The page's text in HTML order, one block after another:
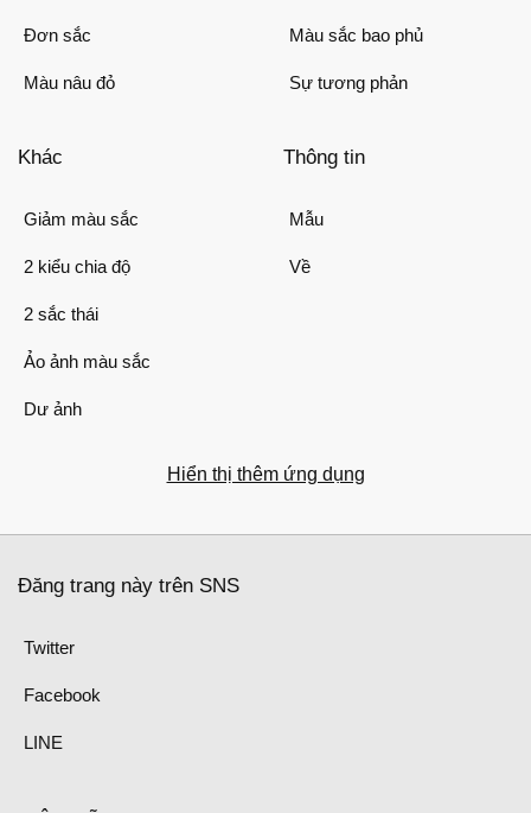
Đơn sắc
Màu nâu đỏ
Màu sắc bao phủ
Sự tương phản
Khác
Giảm màu sắc
2 kiểu chia độ
2 sắc thái
Ảo ảnh màu sắc
Dư ảnh
Thông tin
Mẫu
Về
Hiển thị thêm ứng dụng
Đăng trang này trên SNS
Twitter
Facebook
LINE